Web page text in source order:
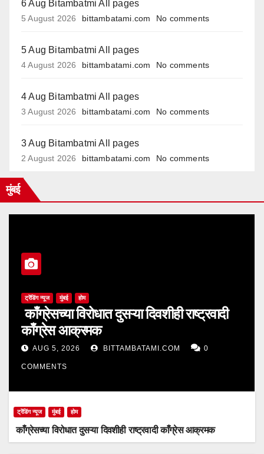
6 Aug Bitambatmi All pages
5 August 2026 bittambatami.com No comments
5 Aug Bitambatmi All pages
4 August 2026 bittambatami.com No comments
4 Aug Bitambatmi All pages
3 August 2026 bittambatami.com No comments
3 Aug Bitambatmi All pages
2 August 2026 bittambatami.com No comments
मुंबई
ट्रेंडिंग न्यूज मुंबई होम
काँग्रेसच्या विरोधात दुसऱ्या दिवशीही राष्ट्रवादी
काँग्रेस आक्रमक
AUG 5, 2026 BITTAMBATAMI.COM 0
COMMENTS
ट्रेंडिंग न्यूज मुंबई होम
काँग्रेसच्या विरोधात दुसऱ्या दिवशीही राष्ट्रवादी काँग्रेस आक्रमक